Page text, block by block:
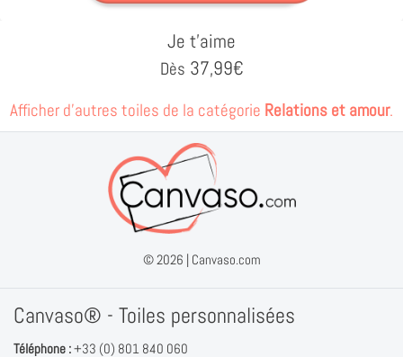
Je t'aime
Dès 37,99€
Afficher d'autres toiles de la catégorie Relations et amour.
© 2026 | Canvaso.com
Canvaso® - Toiles personnalisées
Téléphone :+33 (0) 801 840 060